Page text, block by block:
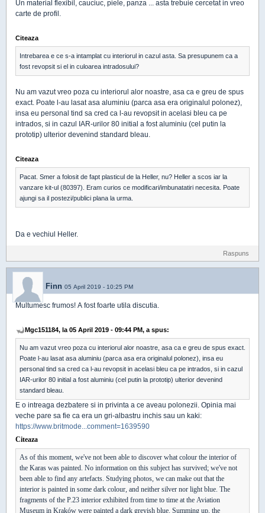
Un material flexibil, cauciuc, piele, panza ... asta trebuie cercetat in vreo
carte de profil.
Citeaza
Intrebarea e ce s-a intamplat cu interiorul in cazul asta. Sa presupunem ca a
fost revopsit si el in culoarea intradosului?
Nu am vazut vreo poza cu interiorul alor noastre, asa ca e greu de spus
exact. Poate l-au lasat asa aluminiu (parca asa era originalul polonez),
insa eu personal tind sa cred ca l-au revopsit in acelasi bleu ca pe
intrados, si in cazul IAR-urilor 80 initial a fost aluminiu (cel putin la
prototip) ulterior devenind standard bleau.
Citeaza
Pacat. Smer a folosit de fapt plasticul de la Heller, nu? Heller a scos iar la
vanzare kit-ul (80397). Eram curios ce modificari/imbunatatiri necesita. Poate
ajungi sa il postezi/publici plana la urma.
Da e vechiul Heller.
Raspuns
Finn 05 April 2019 - 10:25 PM
Multumesc frumos! A fost foarte utila discutia.
Mgc151184, la 05 April 2019 - 09:44 PM, a spus:
Nu am vazut vreo poza cu interiorul alor noastre, asa ca e greu de spus exact.
Poate l-au lasat asa aluminiu (parca asa era originalul polonez), insa eu
personal tind sa cred ca l-au revopsit in acelasi bleu ca pe intrados, si in cazul
IAR-urilor 80 initial a fost aluminiu (cel putin la prototip) ulterior devenind
standard bleau.
E o intreaga dezbatere si in privinta a ce aveau polonezii. Opinia mai
veche pare sa fie ca era un gri-albastru inchis sau un kaki:
https://www.britmode...comment=1639590
Citeaza
As of this moment, we've not been able to discover what colour the interior of
the Karas was painted. No information on this subject has survived; we've not
been able to find any artefacts. Studying photos, we can make out that the
interior is painted in some dark colour, and neither silver nor light blue. The
fragments of the P.23 interior exhibited from time to time at the Aviation
Museum in Kraków were painted a dark greyish blue. Summing up, the